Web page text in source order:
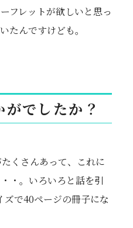
フレットが欲しいと思っ
たんですけども。
でしたか？
くさんあって、これに
・。いろいろと話を引
で40ページの冊子にな